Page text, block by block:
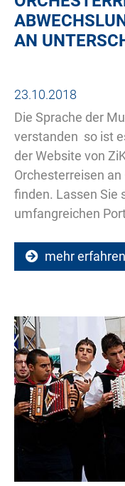
AN
23.10.2018
Die Sprache der
verstanden  so ist
der Website von
Orchesterreisen
finden. Lassen Sie
umfangreichen
mehr erfahren